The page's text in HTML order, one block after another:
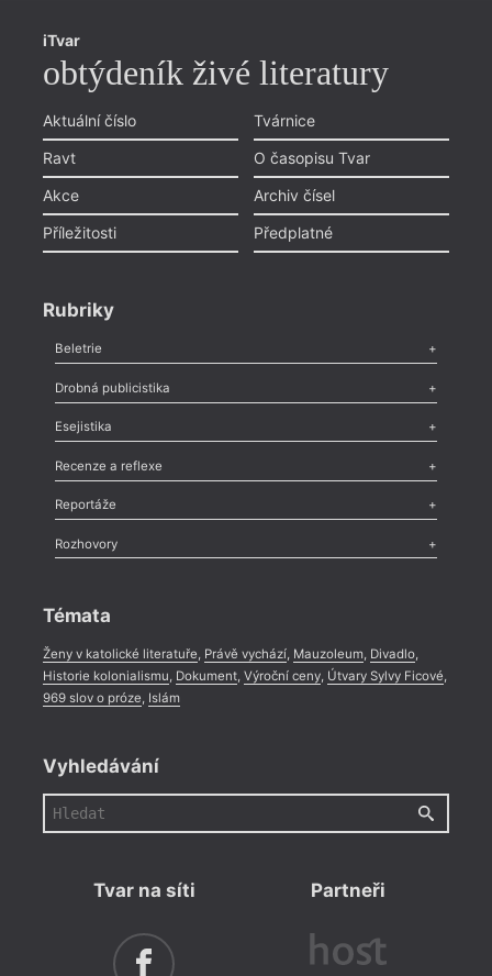
iTvar
obtýdeník živé literatury
Aktuální číslo
Ravt
Akce
Příležitosti
Tvárnice
O časopisu Tvar
Archiv čísel
Předplatné
Rubriky
Beletrie
Poezie,Próza,Dokumenty
Drobná publicistika
Odlesk
Nekrolog,Glosa,Sloupek,Pozvánka,Literární soutěž,
Esejistika
Esej , Pádlo,Úvaha
Recenze a reflexe
Recenze
Méně slov o próze,Celá rubrika
Reportáže
Literární zítřky
Celá rubrika
Rozhovory
Témata
Ženy v katolické literatuře, Právě vychází, Mauzoleum, Divadlo,
Historie kolonialismu, Dokument, Výroční ceny, Útvary Sylvy Ficové,
969 slov o próze, Islám
Vyhledávání
Tvar na síti Partneři